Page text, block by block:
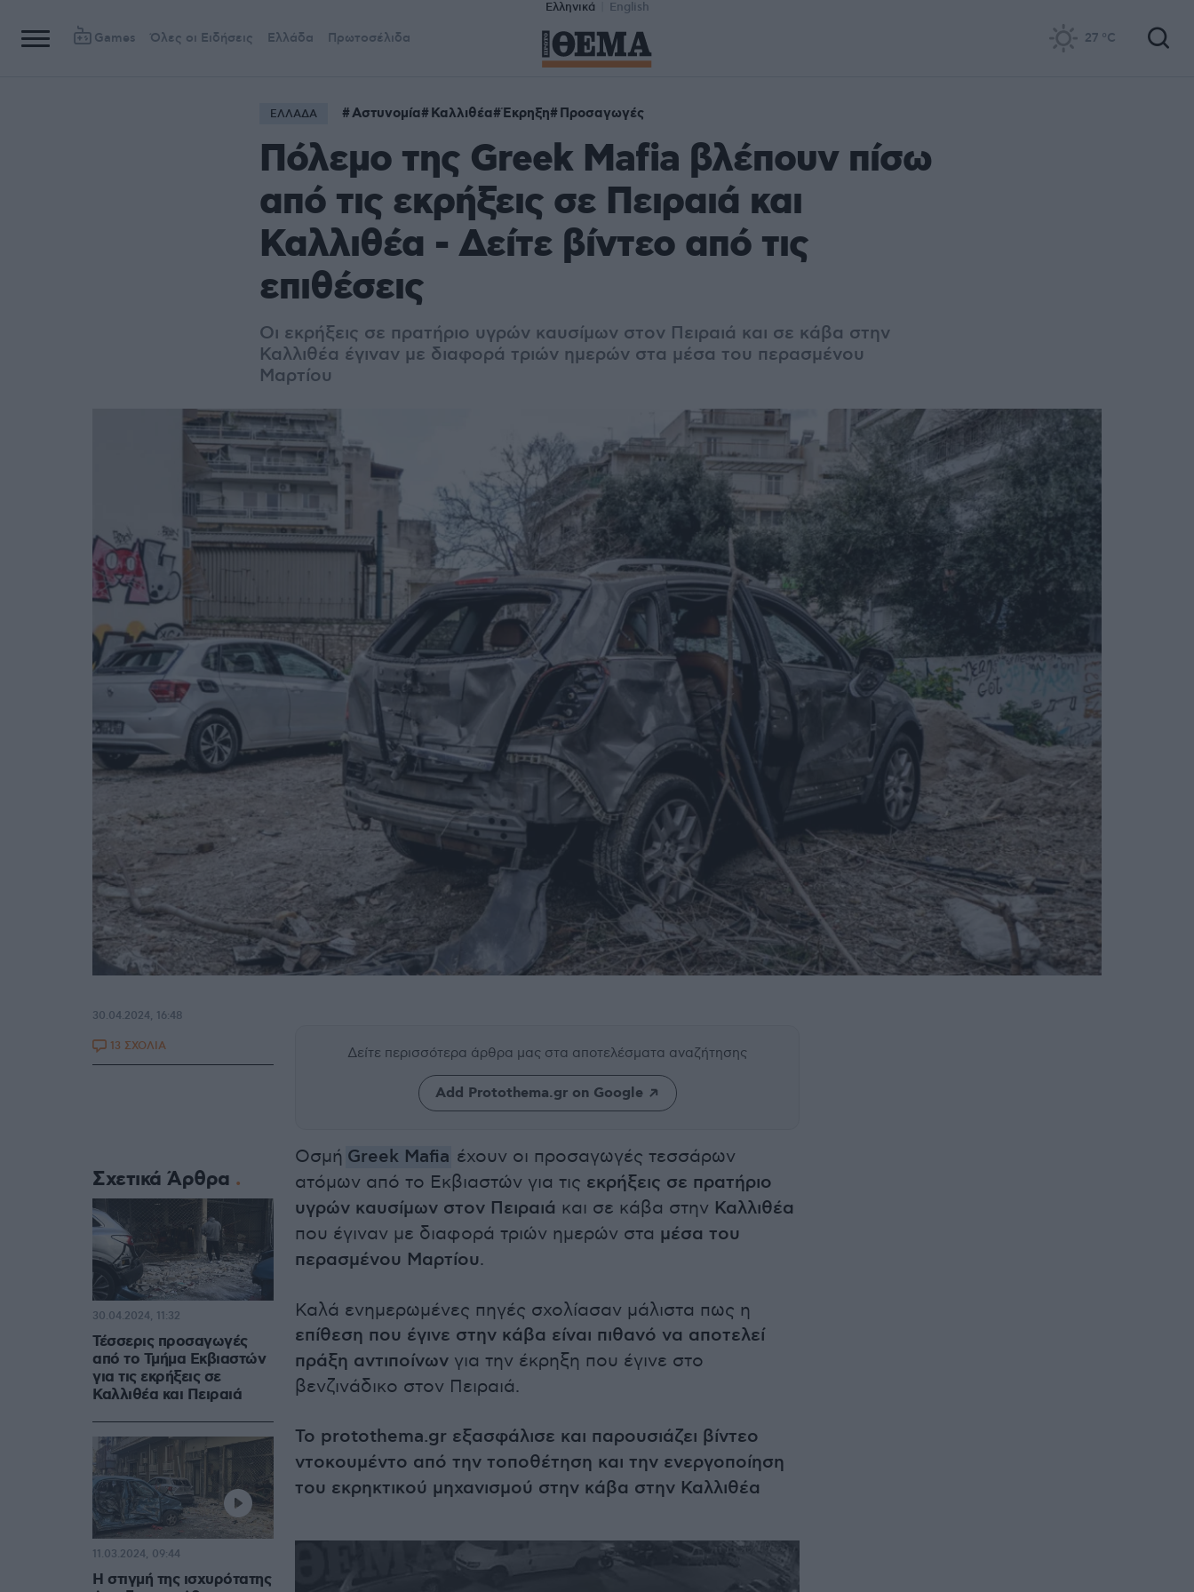
Ελληνικά English
Games Όλες οι Ειδήσεις Ελλάδα Πρωτοσέλιδα 27 °C
ΕΛΛΑΔΑ Αστυνομία Καλλιθέα Έκρηξη Προσαγωγές
Πόλεμο της Greek Mafia βλέπουν πίσω
από τις εκρήξεις σε Πειραιά και
Καλλιθέα - Δείτε βίντεο από τις
επιθέσεις
Οι εκρήξεις σε πρατήριο υγρών καυσίμων στον Πειραιά και σε κάβα στην
Καλλιθέα έγιναν με διαφορά τριών ημερών στα μέσα του περασμένου
Μαρτίου
Δείτε περισσότερα άρθρα μας στα αποτελέσματα αναζήτησης
Add Protothema.gr on Google
Οσμή Greek Mafia έχουν οι προσαγωγές τεσσάρων
ατόμων από το Εκβιαστών για τις εκρήξεις σε πρατήριο
υγρών καυσίμων στον Πειραιά και σε κάβα στην Καλλιθέα
που έγιναν με διαφορά τριών ημερών στα μέσα του
περασμένου Μαρτίου.
Καλά ενημερωμένες πηγές σχολίασαν μάλιστα πως η
επίθεση που έγινε στην κάβα είναι πιθανό να αποτελεί
πράξη αντιποίνων για την έκρηξη που έγινε στο
βενζινάδικο στον Πειραιά.
Το protothema.gr εξασφάλισε και παρουσιάζει βίντεο
ντοκουμέντο από την τοποθέτηση και την ενεργοποίηση
του εκρηκτικού μηχανισμού στην κάβα στην Καλλιθέα
30.04.2024, 16:48
13 ΣΧΟΛΙΑ
Σχετικά Άρθρα
Τέσσερις προσαγωγές
από το Τμήμα Εκβιαστών
για τις εκρήξεις σε
Καλλιθέα και Πειραιά
30.04.2024, 11:32
Η στιγμή της ισχυρότατης
11.03.2024, 09:44